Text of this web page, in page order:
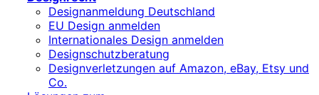
Designanmeldung Deutschland
EU Design anmelden
Internationales Design anmelden
Designschutzberatung
Designverletzungen auf Amazon, eBay, Etsy und
Co.